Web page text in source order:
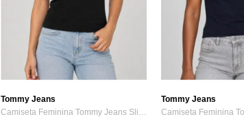
Tommy Jeans
Camiseta Feminina Tommy Jeans Slim Ess Logo Preta
Tommy Jeans